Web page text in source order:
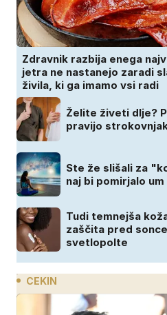
Zdravnik razbija enega
jetra ne nastanejo zaradi
živila, ki ga imamo vsi radi
Želite živeti dlje?
pravijo
Ste že slišali za
naj bi pomirjalo um
Tudi temnejša
zaščita pred
svetlopolte
CEKIN